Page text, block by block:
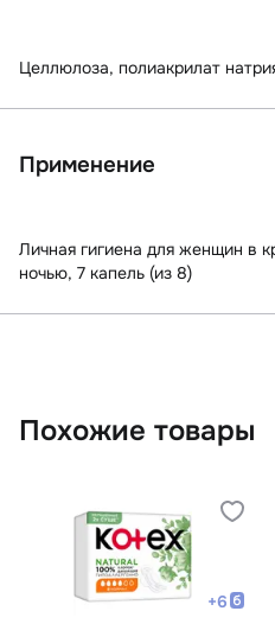
Целлюлоза, полиакрилат
Применение
Личная гигиена для женщин в
ночью, 7 капель (из 8)
Похожие товары
+6